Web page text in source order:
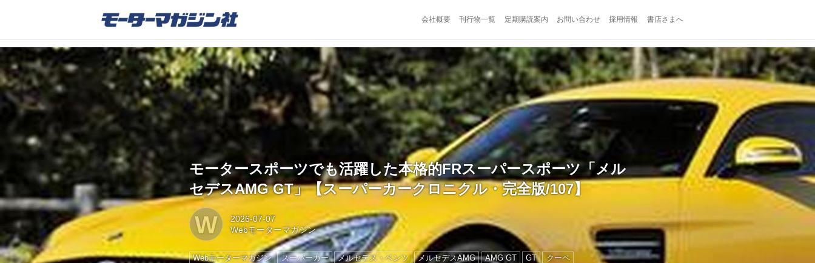
会社概要 刊行物一覧 定期購読案内 お問い合わせ 採用情報 書店さまへ
モータースポーツでも活躍した本格的FRスーパースポーツ「メル
セデスAMG GT」【スーパーカークロニクル・完全版/107】
W
2026-07-07
Webモーターマガジン
Webモーターマガジン スーパーカー メルセデス・ベンツ メルセデスAMG AMG GT GT
クーペ